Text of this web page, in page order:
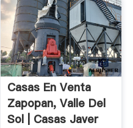
Casas En Venta
Zapopan, Valle Del
Sol | Casas Javer